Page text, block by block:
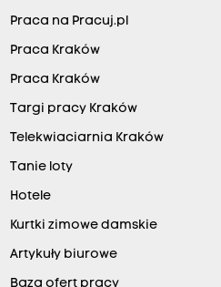
Praca na Pracuj.pl
Praca Kraków
Praca Kraków
Targi pracy Kraków
Telekwiaciarnia Kraków
Tanie loty
Hotele
Kurtki zimowe damskie
Artykuły biurowe
Baza ofert pracy